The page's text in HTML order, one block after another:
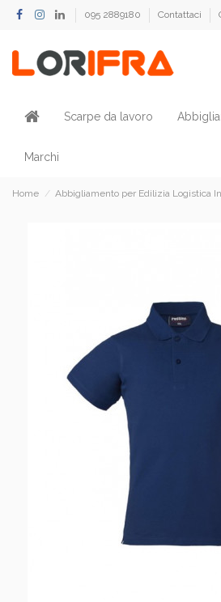
095 2889180 Contattaci
Scarpe da lavoro
Marchi
Home Abbigliamento per Edilizia Logistica